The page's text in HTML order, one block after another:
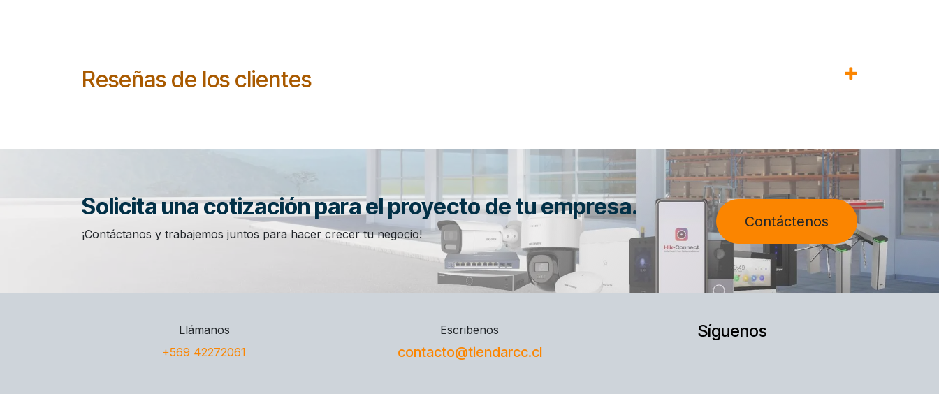
Reseñas de los clientes
Solicita una cotización para el proyecto de tu empresa.
¡Contáctanos y trabajemos juntos para hacer crecer tu negocio!
Contáctenos
Llámanos
+569 42272061
Escribenos
contacto@tiendarcc.cl
Síguenos